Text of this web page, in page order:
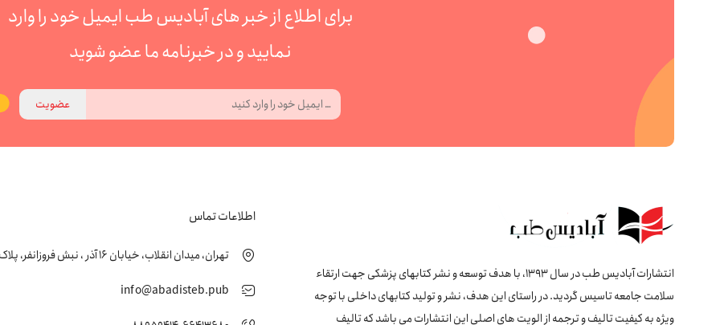
برای اطلاع از خبر های آبادیس طب ایمیل خود را وارد
نمایید و در خبرنامه ما عضو شوید
عضویت
انتشارات آبادیس طب در سال 1393، با هدف توسعه و نشر کتابهای پزشکی جهت ارتقاء
سلامت جامعه تاسیس گردید. در راستای این هدف، نشر و تولید کتابهای داخلی با توجه
ویژه به کیفیت تالیف و ترجمه از الویت های اصلی این انتشارات می باشد که تالیف
اطلاعات تماس
تهران، میدان انقلاب، خیابان 16 آذر ، نبش فروزانفر، پلاک 24 ، طبقه اول
info@abadisteb.pub